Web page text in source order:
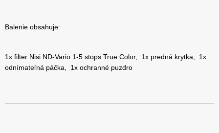
Balenie obsahuje:
1x filter Nisi ND-Vario 1-5 stops True Color, 1x predná krytka, 1x
odnímateľná páčka, 1x ochranné puzdro